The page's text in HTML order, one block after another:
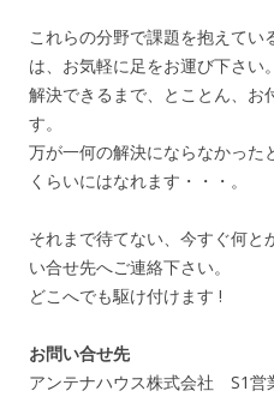
これらの分野で課題を抱えて
は、お気軽に足をお運び下さい。
解決できるまで、とことん、お
す。
万が一何の解決にならなかった
くらいにはなれます・・・。
それまで待てない、今すぐ何と
い合せ先へご連絡下さい。
どこへでも駆け付けます !
お問い合せ先
アンテナハウス株式会社 S1営